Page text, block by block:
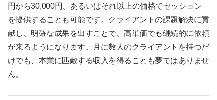
円から30,000円、あるいはそれ以上の価格でセッション
を提供することも可能です。クライアントの課題解決に貢
献し、明確な成果を出すことで、高単価でも継続的に依頼
が来るようになります。月に数人のクライアントを持つだ
けでも、本業に匹敵する収入を得ることも夢ではありませ
ん。